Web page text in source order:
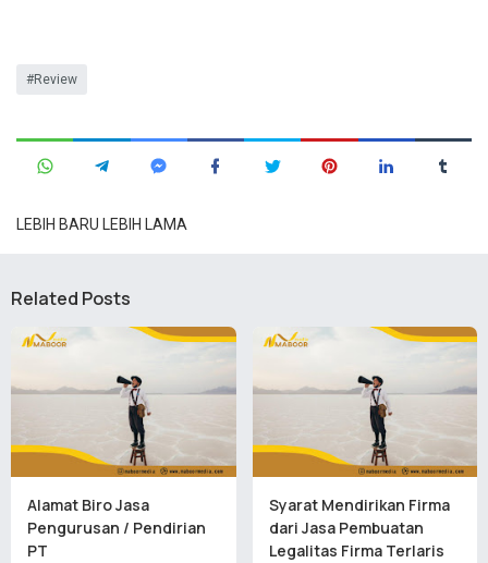
Review
LEBIH BARU LEBIH LAMA
Related Posts
Alamat Biro Jasa
Pengurusan / Pendirian
PT
Syarat Mendirikan Firma
dari Jasa Pembuatan
Legalitas Firma Terlaris